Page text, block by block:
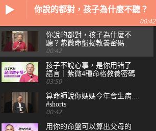
你說的都對，孩子為什麼不聽？
00:42
你說的都對，孩子為什麼不
聽？紫微命盤揭教養密碼
00:42
孩子不說心事，是你用錯了
語言｜紫微4種命格教養密碼
03:50
算命師說你媽媽今年會生病...
#shorts
00:42
用你的命盤可以算出父母的